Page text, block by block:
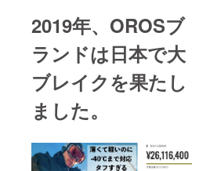
2019年、OROSブ
ランドは日本で大
ブレイクを果たし
ました。